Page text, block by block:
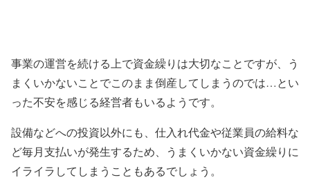
事業の運営を続ける上で資金繰りは大切なことですが、う
まくいかないことでこのまま倒産してしまうのでは…とい
った不安を感じる経営者もいるようです。
設備などへの投資以外にも、仕入れ代金や従業員の給料な
ど毎月支払いが発生するため、うまくいかない資金繰りに
イライラしてしまうこともあるでしょう。